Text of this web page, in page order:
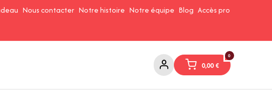
Nous contacter Notre histoire Notre équipe Blog Accès pro
0
0,00€